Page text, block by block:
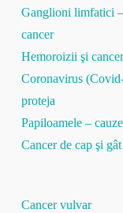
Ganglioni limfatici
cancer
Hemoroizii şi
Coronavirus
proteja
Papiloamele –
Cancer de cap şi gât
Cancer vulvar